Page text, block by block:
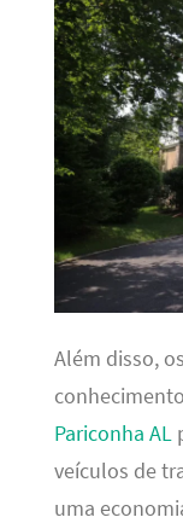
Além disso,
Pariconha AL
veículos de
uma